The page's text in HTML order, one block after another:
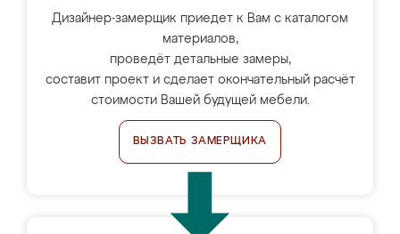
Дизайнер-замерщик приедет к Вам с каталогом
материалов,
проведёт детальные замеры,
составит проект и сделает окончательный расчёт
стоимости Вашей будущей мебели.
ВЫЗВАТЬ ЗАМЕРЩИКА